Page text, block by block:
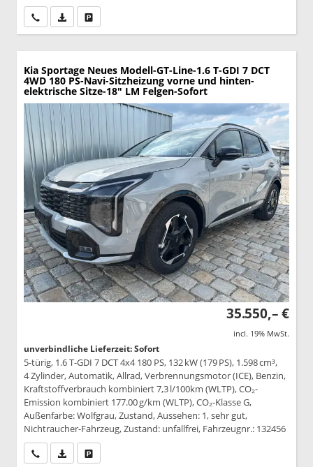
Wir rufen Sie anPDF-Datei, Fahrzeugexposé drucken
Kia Sportage Neues Modell-GT-Line-1.6 T-GDI 7 DCT
4WD 180 PS-Navi-Sitzheizung vorne und hinten-
elektrische Sitze-18" LM Felgen-Sofort
35.550,– €
incl. 19% MwSt.
unverbindliche Lieferzeit: Sofort
5-türig, 1.6 T-GDI 7 DCT 4x4 180 PS, 132 kW (179 PS), 1.598 cm³,
4 Zylinder, Automatik, Allrad, Verbrennungsmotor (ICE), Benzin,
Kraftstoffverbrauch kombiniert 7,3 l/100km (WLTP), CO₂-
Emission kombiniert 177.00 g/km (WLTP), CO₂-Klasse G,
Außenfarbe: Wolfgrau, Zustand, Aussehen: 1, sehr gut,
Nichtraucher-Fahrzeug, Zustand: unfallfrei, Fahrzeugnr.: 132456
Wir rufen Sie anPDF-Datei, Fahrzeugexposé drucken